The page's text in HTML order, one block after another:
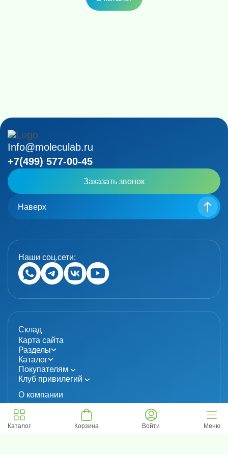
Info@moleculab.ru
+7(499) 577-00-45
Заказать звонок
Наверх
Наши соц.сети:
Склад
Карта сайта
Разделы
Каталог
Покупателям
Клуб привилегий
О компании
© 2024 «MolecuLab». Все права защищены.
Каталог Корзина Войти Меню